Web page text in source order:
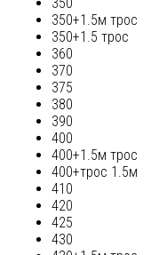
350
350+1.5м трос
350+1.5 трос
360
370
375
380
390
400
400+1.5м трос
400+трос 1.5м
410
420
425
430